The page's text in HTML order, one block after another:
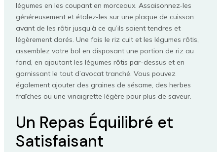
légumes en les coupant en morceaux. Assaisonnez-les
généreusement et étalez-les sur une plaque de cuisson
avant de les rôtir jusqu’à ce qu’ils soient tendres et
légèrement dorés. Une fois le riz cuit et les légumes rôtis,
assemblez votre bol en disposant une portion de riz au
fond, en ajoutant les légumes rôtis par-dessus et en
garnissant le tout d’avocat tranché. Vous pouvez
également ajouter des graines de sésame, des herbes
fraîches ou une vinaigrette légère pour plus de saveur.
Un Repas Équilibré et
Satisfaisant